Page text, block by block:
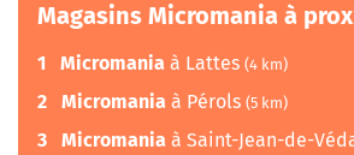
Magasins Micromania à
1 Micromania à Lattes (4 km)
2 Micromania à Pérols (5 km)
3 Micromania à Saint-Jean-de-